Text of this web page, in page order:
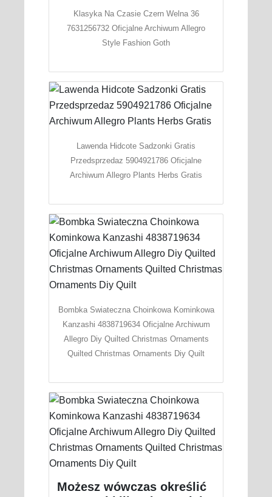
Klasyka Na Czasie Czern Welna 36
7631256732 Oficjalne Archiwum Allegro
Style Fashion Goth
Lawenda Hidcote Sadzonki Gratis
Przedsprzedaz 5904921786 Oficjalne
Archiwum Allegro Plants Herbs Gratis
Bombka Swiateczna Choinkowa Kominkowa
Kanzashi 4838719634 Oficjalne Archiwum
Allegro Diy Quilted Christmas Ornaments
Quilted Christmas Ornaments Diy Quilt
Możesz wówczas określić